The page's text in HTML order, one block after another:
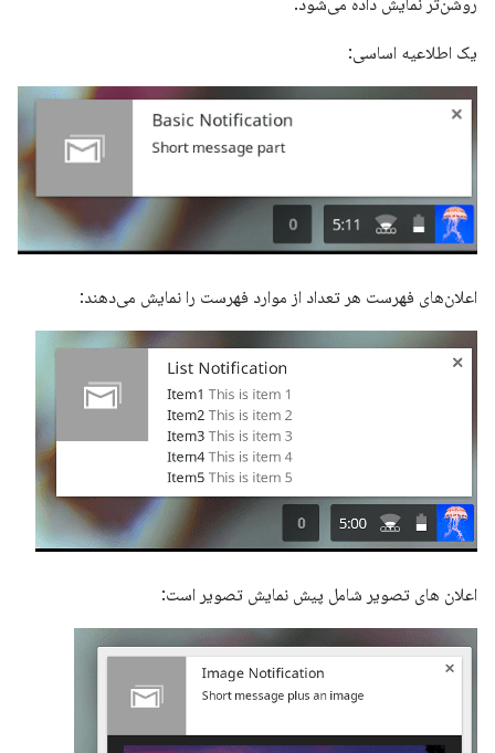
روشن‌تر نمایش داده می‌شود.
یک اطلاعیه اساسی:
اعلان‌های فهرست هر تعداد از موارد فهرست را نمایش می‌دهند:
اعلان های تصویر شامل پیش نمایش تصویر است: